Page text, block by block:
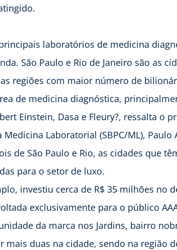
laboratórios de medicina
São Paulo e Rio de Janeiro são as
regiões com maior número de
de medicina diagnóstica,
Einstein, Dasa e Fleury?, ressalta o
Laboratorial (SBPC/ML), Paulo
de São Paulo e Rio, as cidades que
para o setor de luxo.
investiu cerca de R$ 35 milhões no
exclusivamente para o público
da marca nos Jardins, bairro
mais duas na cidade, sendo na região